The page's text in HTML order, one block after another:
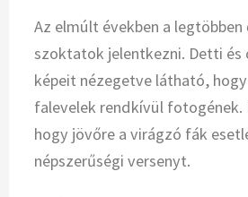
Az elmúlt években a
szoktatok jelentkezni. Detti és
képeit nézegetve látható,
falevelek rendkívül fotogének.
hogy jövőre a virágzó fák
népszerűségi versenyt.